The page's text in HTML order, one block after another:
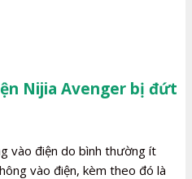
Nijia Avenger bị đứt
vào điện do bình thường ít
vào điện, kèm theo đó là